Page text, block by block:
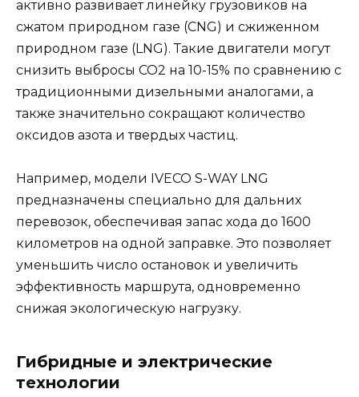
активно развивает линейку грузовиков на
сжатом природном газе (CNG) и сжиженном
природном газе (LNG). Такие двигатели могут
снизить выбросы CO2 на 10-15% по сравнению с
традиционными дизельными аналогами, а
также значительно сокращают количество
оксидов азота и твердых частиц.
Например, модели IVECO S-WAY LNG
предназначены специально для дальних
перевозок, обеспечивая запас хода до 1600
километров на одной заправке. Это позволяет
уменьшить число остановок и увеличить
эффективность маршрута, одновременно
снижая экологическую нагрузку.
Гибридные и электрические
технологии